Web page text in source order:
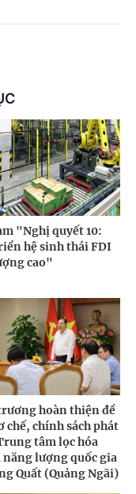
"Nghị quyết 10:
hệ sinh thái FDI
cao"
hoàn thiện đề
chế, chính sách phát
tâm lọc hóa
năng lượng quốc gia
Quất (Quảng Ngãi)